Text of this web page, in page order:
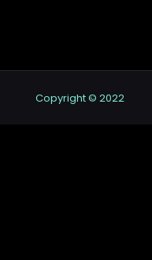
Copyright © 2022